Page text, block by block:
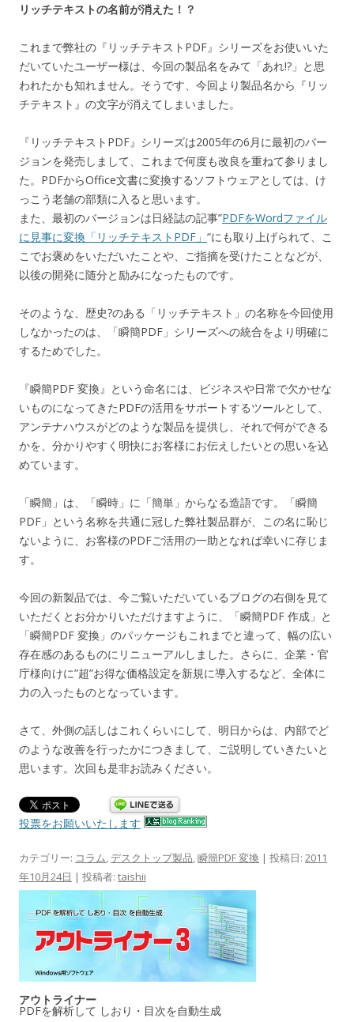
リッチテキストの名前が消えた！？
これまで弊社の『リッチテキストPDF』シリーズをお使いいた
だいていたユーザー様は、今回の製品名をみて「あれ!?」と思
われたかも知れません。そうです、今回より製品名から『リッ
チテキスト』の文字が消えてしまいました。
『リッチテキストPDF』シリーズは2005年の6月に最初のバー
ジョンを発売しまして、これまで何度も改良を重ねて参りまし
た。PDFからOffice文書に変換するソフトウェアとしては、け
っこう老舗の部類に入ると思います。
また、最初のバージョンは日経誌の記事”PDFをWordファイル
に見事に変換「リッチテキストPDF」 “にも取り上げられて、こ
こでお褒めをいただいたことや、ご指摘を受けたことなどが、
以後の開発に随分と励みになったものです。
そのような、歴史?のある「リッチテキスト」の名称を今回使用
しなかったのは、「瞬簡PDF」シリーズへの統合をより明確に
するためでした。
『瞬簡PDF 変換』という命名には、ビジネスや日常で欠かせな
いものになってきたPDFの活用をサポートするツールとして、
アンテナハウスがどのような製品を提供し、それで何ができる
かを、分かりやすく明快にお客様にお伝えしたいとの思いを込
めています。
「瞬簡」は、「瞬時」に「簡単」からなる造語です。「瞬簡
PDF」という名称を共通に冠した弊社製品群が、この名に恥じ
ないように、お客様のPDFご活用の一助となれば幸いに存じま
す。
今回の新製品では、今ご覧いただいているブログの右側を見て
いただくとお分かりいただけますように、「瞬簡PDF 作成」と
「瞬簡PDF 変換」のパッケージもこれまでと違って、幅の広い
存在感のあるものにリニューアルしました。さらに、企業・官
庁様向けに”超”お得な価格設定を新規に導入するなど、全体に
力の入ったものとなっています。
さて、外側の話しはこれくらいにして、明日からは、内部でど
のような改善を行ったかにつきまして、ご説明していきたいと
思います。次回も是非お読みください。
投票をお願いいたします
カテゴリー: コラム, デスクトップ製品,瞬簡PDF 変換 | 投稿日: 2011
年10月24日 | 投稿者: taishii
アウトライナー
PDFを解析して しおり・目次を自動生成